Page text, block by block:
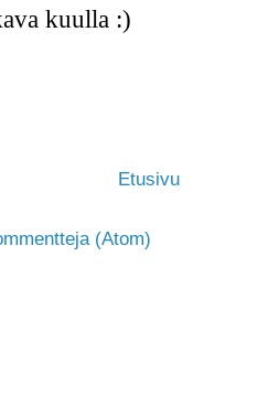
Etusivu
(Atom)